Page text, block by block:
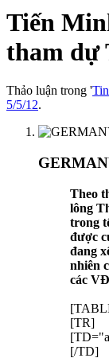
Tiến
tham dự
Thảo luận trong '
5/5/12.
Theo
lông
trong
được
đang
nhiên
các
[TR]
[/TD]